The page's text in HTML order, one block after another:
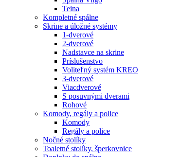
Teina
Kompletné spálne
Skrine a úložné systémy
1-dverové
2-dverové
Nadstavce na skrine
Príslušenstvo
Voliteľný systém KREO
3-dverové
Viacdverové
S posuvnými dverami
Rohové
Komody, regály a police
Komody
Regály a police
Nočné stolíky
Toaletné stolíky, šperkovnice